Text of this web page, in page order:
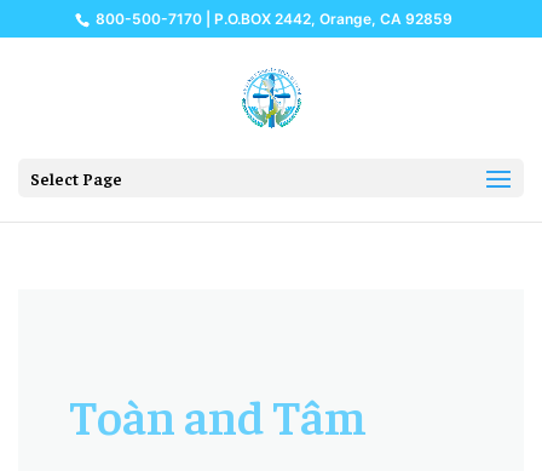
800-500-7170 | P.O.BOX 2442, Orange, CA 92859
Select Page
Toàn and Tâm